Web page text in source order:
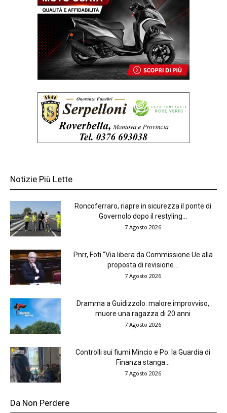
Notizie Più Lette
Roncoferraro, riapre in sicurezza il ponte di
Governolo dopo il restyling...
7 Agosto 2026
Pnrr, Foti “Via libera da Commissione Ue alla
proposta di revisione...
7 Agosto 2026
Dramma a Guidizzolo: malore improvviso,
muore una ragazza di 20 anni
7 Agosto 2026
Controlli sui fiumi Mincio e Po: la Guardia di
Finanza stanga...
7 Agosto 2026
Da Non Perdere